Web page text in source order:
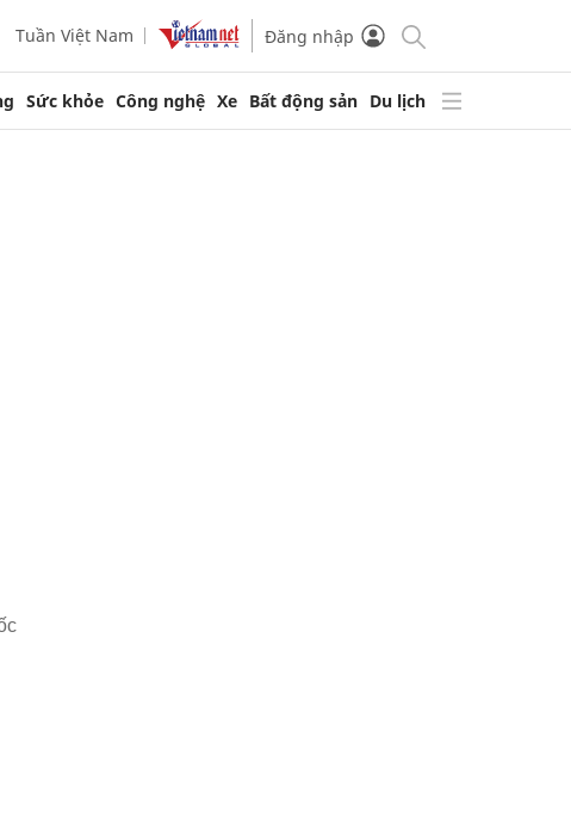
Tuần Việt Nam Đăng nhập
Sức khỏe Công nghệ Xe Bất động sản Du lịch